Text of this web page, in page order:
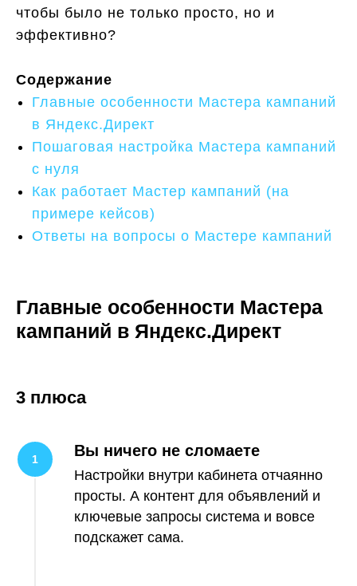
чтобы было не только просто, но и
эффективно?
Содержание
Главные особенности Мастера кампаний
в Яндекс.Директ
Пошаговая настройка Мастера кампаний
с нуля
Как работает Мастер кампаний (на
примере кейсов)
Ответы на вопросы о Мастере кампаний
Главные особенности Мастера
кампаний в Яндекс.Директ
3 плюса
Вы ничего не сломаете
Настройки внутри кабинета отчаянно
просты. А контент для объявлений и
ключевые запросы система и вовсе
подскажет сама.